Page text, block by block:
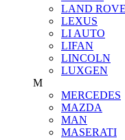
LAND
LEXUS
LI AUTO
LIFAN
LINCOLN
LUXGEN
M
MERCEDES
MAZDA
MAN
MASERATI